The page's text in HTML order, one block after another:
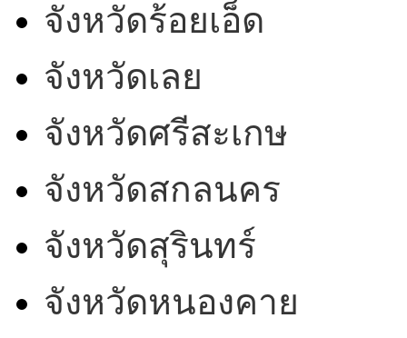
จังหวัดร้อยเอ็ด
จังหวัดเลย
จังหวัดศรีสะเกษ
จังหวัดสกลนคร
จังหวัดสุรินทร์
จังหวัดหนองคาย